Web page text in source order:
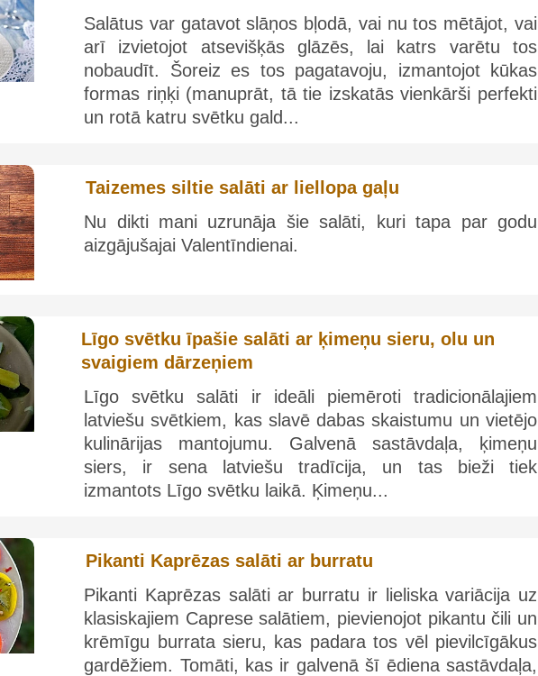
Salātus var gatavot slāņos bļodā, vai nu tos mētājot, vai
arī izvietojot atsevišķās glāzēs, lai katrs varētu tos
nobaudīt. Šoreiz es tos pagatavoju, izmantojot kūkas
formas riņķi (manuprāt, tā tie izskatās vienkārši perfekti
un rotā katru svētku gald...
Taizemes siltie salāti ar liellopa gaļu
Nu dikti mani uzrunāja šie salāti, kuri tapa par godu
aizgājušajai Valentīndienai.
Līgo svētku īpašie salāti ar ķimeņu sieru, olu un
svaigiem dārzeņiem
Līgo svētku salāti ir ideāli piemēroti tradicionālajiem
latviešu svētkiem, kas slavē dabas skaistumu un vietējo
kulinārijas mantojumu. Galvenā sastāvdaļa, ķimeņu
siers, ir sena latviešu tradīcija, un tas bieži tiek
izmantots Līgo svētku laikā. Ķimeņu...
Pikanti Kaprēzas salāti ar burratu
Pikanti Kaprēzas salāti ar burratu ir lieliska variācija uz
klasiskajiem Caprese salātiem, pievienojot pikantu čili un
krēmīgu burrata sieru, kas padara tos vēl pievilcīgākus
gardēžiem. Tomāti, kas ir galvenā šī ēdiena sastāvdaļa,